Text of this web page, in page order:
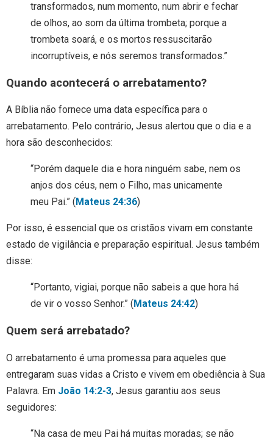
transformados, num momento, num abrir e fechar
de olhos, ao som da última trombeta; porque a
trombeta soará, e os mortos ressuscitarão
incorruptíveis, e nós seremos transformados.”
Quando acontecerá o arrebatamento?
A Bíblia não fornece uma data específica para o
arrebatamento. Pelo contrário, Jesus alertou que o dia e a
hora são desconhecidos:
“Porém daquele dia e hora ninguém sabe, nem os
anjos dos céus, nem o Filho, mas unicamente
meu Pai.” ( Mateus 24:36)
Por isso, é essencial que os cristãos vivam em constante
estado de vigilância e preparação espiritual. Jesus também
disse:
“Portanto, vigiai, porque não sabeis a que hora há
de vir o vosso Senhor.” ( Mateus 24:42)
Quem será arrebatado?
O arrebatamento é uma promessa para aqueles que
entregaram suas vidas a Cristo e vivem em obediência à Sua
Palavra. Em João 14:2-3, Jesus garantiu aos seus
seguidores:
“Na casa de meu Pai há muitas moradas; se não